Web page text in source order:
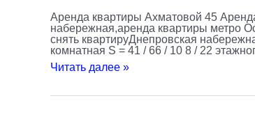
Аренда квартиры Ахматовой 45
набережная,аренда квартиры метро
снять квартируДнепровская
комнатная S = 41 / 66 / 10 8 / 22
Читать далее »